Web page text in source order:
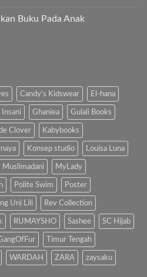
Buku Pada Anak
Candy's Kidswear El-hana
Insani Ghaniea Gulali Books
Clover Kabybooks
Konsep studio Louisa Luna
Muslimadani MyLady
Polite Swim Poster
Uni Lili Rev Collection
RUMAYSHO Sashee SC Hijab
Timur Tengah
WARDAH ZARA zaysaku